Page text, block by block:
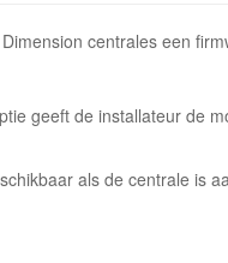
centrales een
geeft de installateur de
als de centrale is